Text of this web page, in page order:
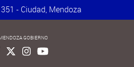
- Ciudad, Mendoza
GOBIERNO